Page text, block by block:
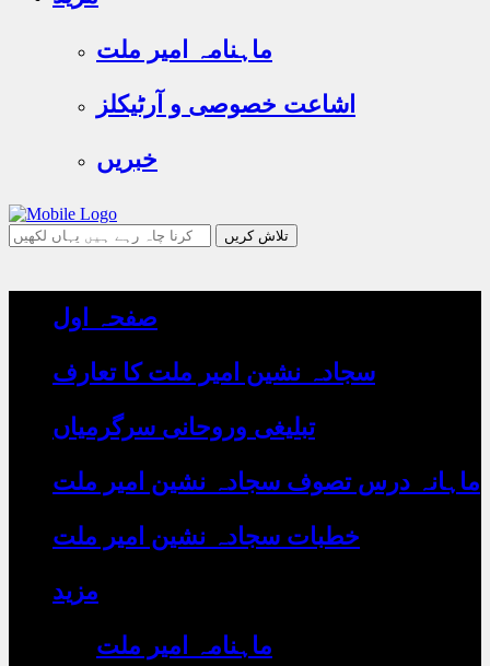
ماہنامہ امیر ملت
اشاعت خصوصی و آرٹیکلز
خبریں
جو
چاہ
صفحہ اول
سجادہ نشین امیر ملت کا تعارف
تبلیغی وروحانی سرگرمیاں
ماہانہ درس تصوف سجادہ نشین امیر ملت
خطبات سجادہ نشین امیر ملت
مزید
ماہنامہ امیر ملت